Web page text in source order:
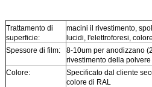
Trattamento di
superficie:
macini il rivestimento,
lucidi, l'elettroforesi,
Spessore di film:
8-10um per anodizzano
rivestimento della polvere
Colore:
Specificato dal cliente
colore di RAL